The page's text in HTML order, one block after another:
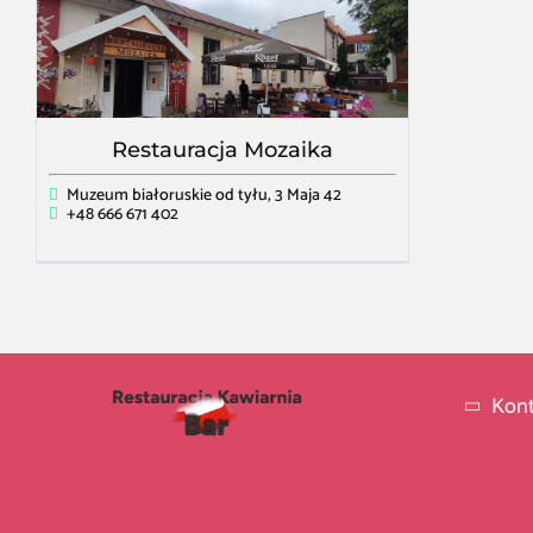
Restauracja Mozaika
Muzeum białoruskie od tyłu, 3 Maja 42
+48 666 671 402